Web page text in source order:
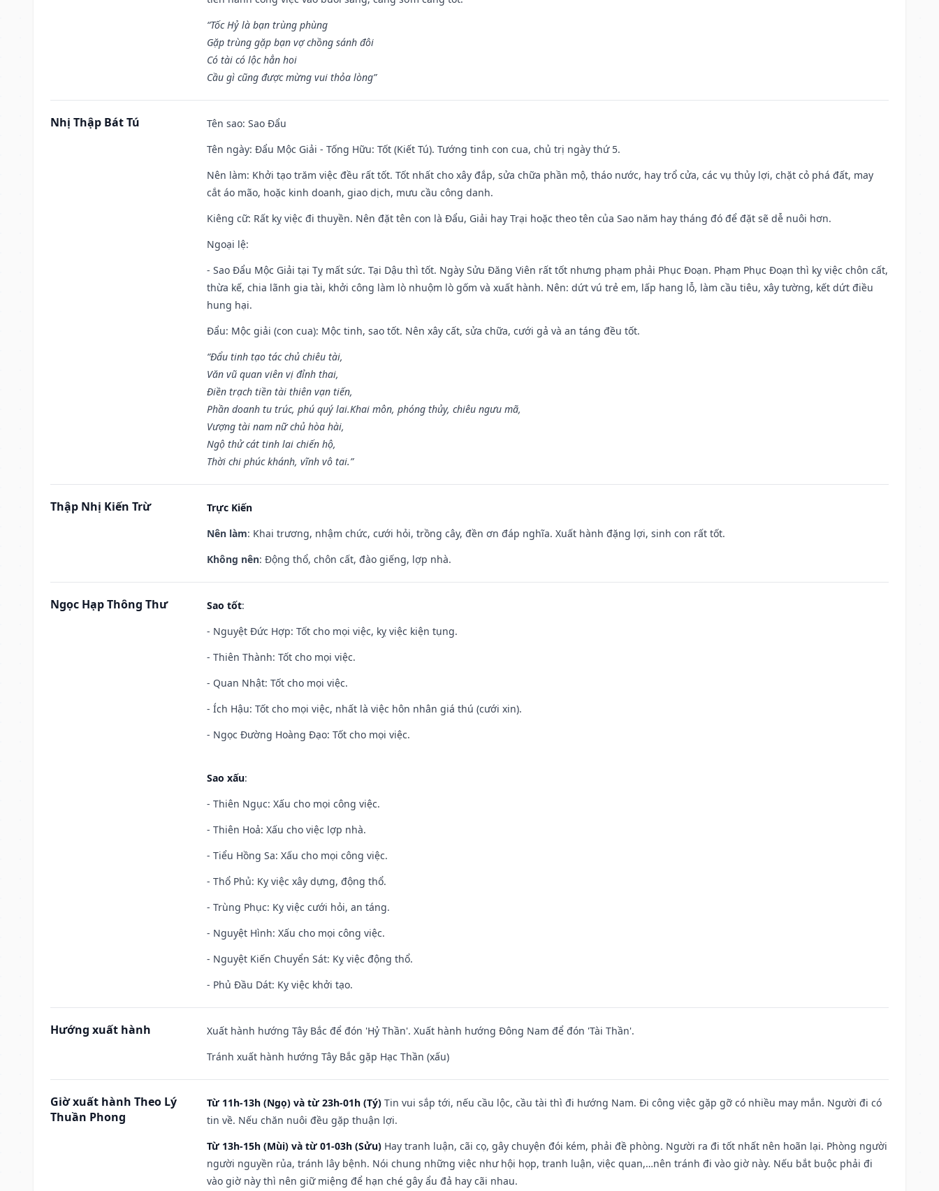
“Tốc Hỷ là bạn trùng phùng
Gặp trùng gặp bạn vợ chồng sánh đôi
Có tài có lộc hẳn hoi
Cầu gì cũng được mừng vui thỏa lòng”
Nhị Thập Bát Tú Tên sao: Sao Đẩu
Tên ngày: Đẩu Mộc Giải - Tống Hữu: Tốt (Kiết Tú). Tướng tinh con cua, chủ trị ngày thứ 5.
Nên làm: Khởi tạo trăm việc đều rất tốt. Tốt nhất cho xây đắp, sửa chữa phần mộ, tháo nước, hay trổ cửa, các vụ thủy lợi, chặt cỏ phá đất, may
cắt áo mão, hoặc kinh doanh, giao dịch, mưu cầu công danh.
Kiêng cữ: Rất kỵ việc đi thuyền. Nên đặt tên con là Đẩu, Giải hay Trại hoặc theo tên của Sao năm hay tháng đó để đặt sẽ dễ nuôi hơn.
Ngoại lệ:
- Sao Đẩu Mộc Giải tại Tỵ mất sức. Tại Dậu thì tốt. Ngày Sửu Đăng Viên rất tốt nhưng phạm phải Phục Đoạn. Phạm Phục Đoạn thì kỵ việc chôn cất,
thừa kế, chia lãnh gia tài, khởi công làm lò nhuộm lò gốm và xuất hành. Nên: dứt vú trẻ em, lấp hang lỗ, làm cầu tiêu, xây tường, kết dứt điều
hung hại.
Đẩu: Mộc giải (con cua): Mộc tinh, sao tốt. Nên xây cất, sửa chữa, cưới gả và an táng đều tốt.
“Đẩu tinh tạo tác chủ chiêu tài,
Văn vũ quan viên vị đỉnh thai,
Điền trạch tiền tài thiên vạn tiến,
Phần doanh tu trúc, phú quý lai.Khai môn, phóng thủy, chiêu ngưu mã,
Vượng tài nam nữ chủ hòa hài,
Ngộ thử cát tinh lai chiến hộ,
Thời chi phúc khánh, vĩnh vô tai.”
Thập Nhị Kiến Trừ
Trực Kiến
Nên làm: Khai trương, nhậm chức, cưới hỏi, trồng cây, đền ơn đáp nghĩa. Xuất hành đặng lợi, sinh con rất tốt.
Không nên: Động thổ, chôn cất, đào giếng, lợp nhà.
Ngọc Hạp Thông Thư Sao tốt:
- Nguyệt Đức Hợp: Tốt cho mọi việc, kỵ việc kiện tụng.
- Thiên Thành: Tốt cho mọi việc.
- Quan Nhật: Tốt cho mọi việc.
- Ích Hậu: Tốt cho mọi việc, nhất là việc hôn nhân giá thú (cưới xin).
- Ngọc Đường Hoàng Đạo: Tốt cho mọi việc.
Sao xấu:
- Thiên Ngục: Xấu cho mọi công việc.
- Thiên Hoả: Xấu cho việc lợp nhà.
- Tiểu Hồng Sa: Xấu cho mọi công việc.
- Thổ Phủ: Kỵ việc xây dựng, động thổ.
- Trùng Phục: Kỵ việc cưới hỏi, an táng.
- Nguyệt Hình: Xấu cho mọi công việc.
- Nguyệt Kiến Chuyển Sát: Kỵ việc động thổ.
- Phủ Đầu Dát: Kỵ việc khởi tạo.
Hướng xuất hành
Xuất hành hướng Tây Bắc để đón 'Hỷ Thần'. Xuất hành hướng Đông Nam để đón 'Tài Thần'.
Tránh xuất hành hướng Tây Bắc gặp Hạc Thần (xấu)
Giờ xuất hành Theo Lý
Thuần Phong
Từ 11h-13h (Ngọ) và từ 23h-01h (Tý) Tin vui sắp tới, nếu cầu lộc, cầu tài thì đi hướng Nam. Đi công việc gặp gỡ có nhiều may mắn. Người đi có
tin về. Nếu chăn nuôi đều gặp thuận lợi.
Từ 13h-15h (Mùi) và từ 01-03h (Sửu) Hay tranh luận, cãi cọ, gây chuyện đói kém, phải đề phòng. Người ra đi tốt nhất nên hoãn lại. Phòng người
người nguyền rủa, tránh lây bệnh. Nói chung những việc như hội họp, tranh luận, việc quan,…nên tránh đi vào giờ này. Nếu bắt buộc phải đi
vào giờ này thì nên giữ miệng để hạn ché gây ẩu đả hay cãi nhau.